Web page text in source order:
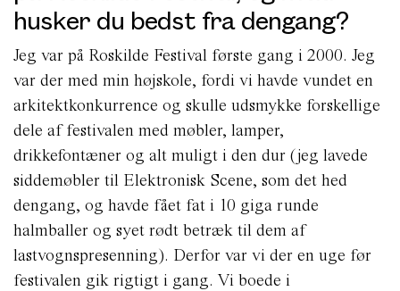
husker du bedst fra dengang?
Jeg var på Roskilde Festival første gang i 2000. Jeg
var der med min højskole, fordi vi havde vundet en
arkitektkonkurrence og skulle udsmykke forskellige
dele af festivalen med møbler, lamper,
drikkefontæner og alt muligt i den dur (jeg lavede
siddemøbler til Elektronisk Scene, som det hed
dengang, og havde fået fat i 10 giga runde
halmballer og syet rødt betræk til dem af
lastvognspresenning). Derfor var vi der en uge før
festivalen gik rigtigt i gang. Vi boede i